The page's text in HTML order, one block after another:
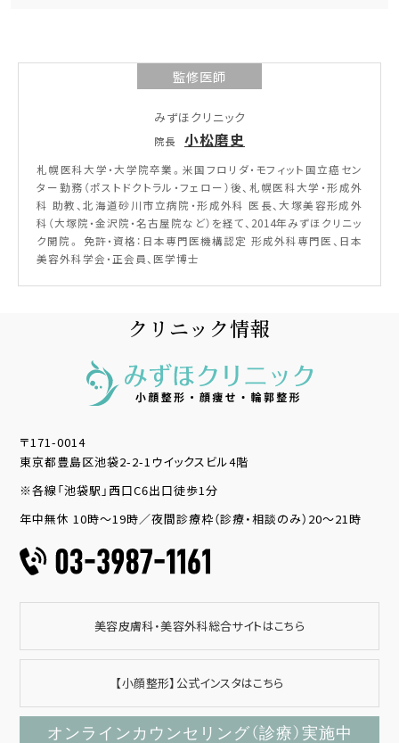
監修医師
みずほクリニック
院長 小松磨史
札幌医科大学・大学院卒業。米国フロリダ・モフィット国立癌セン
ター勤務（ポストドクトラル・フェロー）後、札幌医科大学・形成外
科 助教、北海道砂川市立病院・形成外科 医長、大塚美容形成外
科（大塚院・金沢院・名古屋院など）を経て、2014年みずほクリニッ
ク開院。 免許・資格：日本専門医機構認定 形成外科専門医、日本
美容外科学会・正会員、医学博士
クリニック情報
〒171-0014
東京都豊島区池袋2-2-1ウイックスビル4階
※各線「池袋駅」西口C6出口徒歩1分
年中無休 10時～19時／夜間診療枠（診療・相談のみ）20～21時
美容皮膚科・美容外科総合サイトはこちら
【小顔整形】公式インスタはこちら
オンラインカウンセリング（診療）実施中